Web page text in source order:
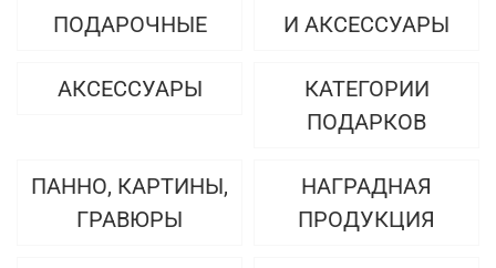
ПОДАРОЧНЫЕ
И АКСЕССУАРЫ
АКСЕССУАРЫ
КАТЕГОРИИ
ПОДАРКОВ
ПАННО, КАРТИНЫ,
ГРАВЮРЫ
НАГРАДНАЯ
ПРОДУКЦИЯ